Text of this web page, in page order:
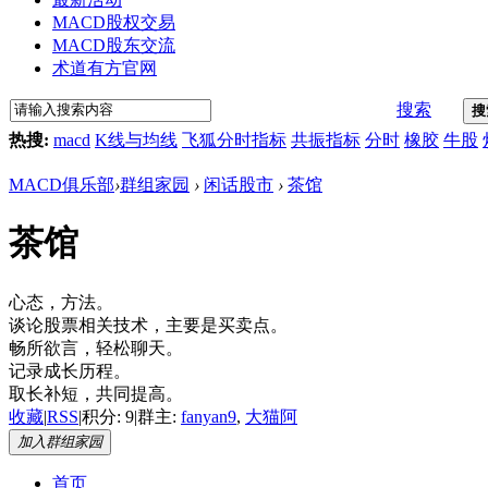
MACD股权交易
MACD股东交流
术道有方官网
搜索
热搜: macd K线与均线 飞狐分时指标 共振指标 分时 橡胶 牛股
MACD俱乐部›群组家园 › 闲话股市 › 茶馆
茶馆
心态，方法。
谈论股票相关技术，主要是买卖点。
畅所欲言，轻松聊天。
记录成长历程。
取长补短，共同提高。
收藏|RSS|积分: 9|群主: fanyan9, 大猫阿
加入群组家园
首页